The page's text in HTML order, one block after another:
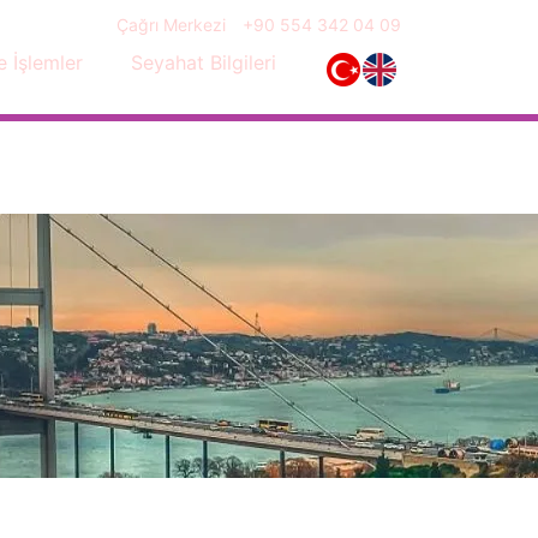
Çağrı Merkezi +90 554 342 04 09
İşlemler Seyahat Bilgileri